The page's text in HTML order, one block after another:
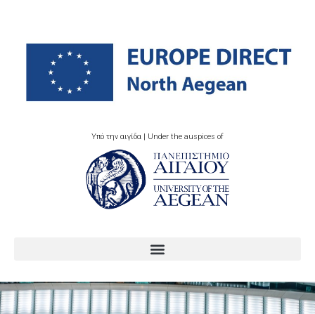
Υπό την αιγίδα | Under the auspices of